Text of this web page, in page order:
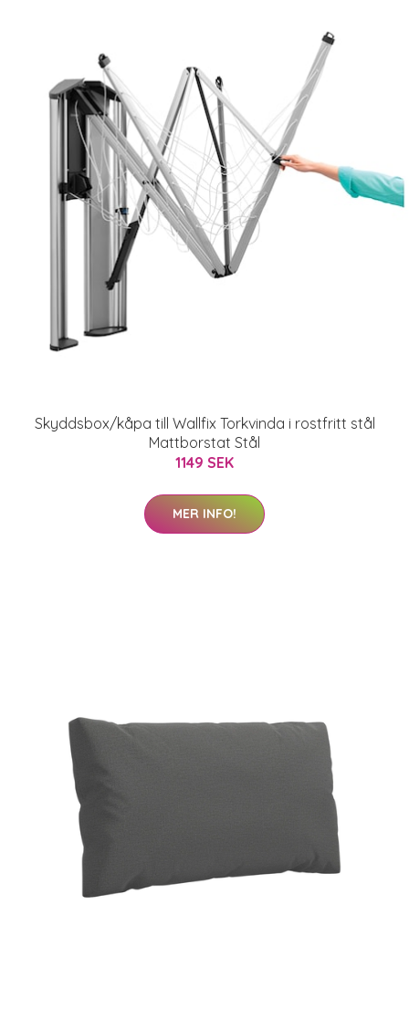
Skyddsbox/kåpa till Wallfix Torkvinda i rostfritt stål
Mattborstat Stål
1149 SEK
MER INFO!